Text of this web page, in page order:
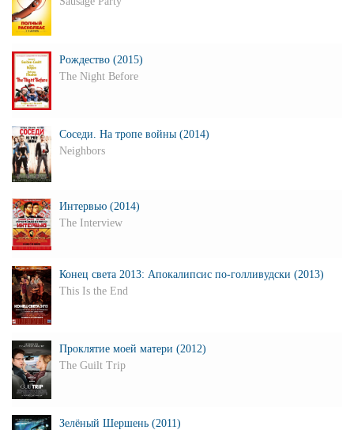
Рождество (2015)
The Night Before
Соседи. На тропе войны (2014)
Neighbors
Интервью (2014)
The Interview
Конец света 2013: Апокалипсис по-голливудски (2013)
This Is the End
Проклятие моей матери (2012)
The Guilt Trip
Зелёный Шершень (2011)